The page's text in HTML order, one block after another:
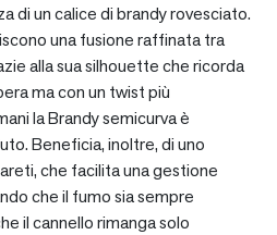
di un calice di brandy rovesciato.
una fusione raffinata tra
alla sua silhouette che ricorda
ma con un twist più
la Brandy semicurva è
Beneficia, inoltre, di uno
che facilita una gestione
che il fumo sia sempre
il cannello rimanga solo